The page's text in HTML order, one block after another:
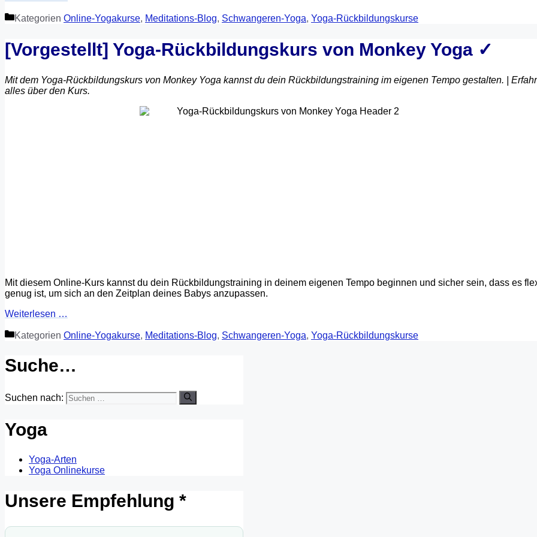
Kategorien Online-Yogakurse, Meditations-Blog, Schwangeren-Yoga, Yoga-Rückbildungskurse
[Vorgestellt] Yoga-Rückbildungskurs von Monkey Yoga ✓
Mit dem Yoga-Rückbildungskurs von Monkey Yoga kannst du dein Rückbildungstraining im eigenen Tempo gestalten. |
alles über den Kurs.
Mit diesem Online-Kurs kannst du dein Rückbildungstraining in deinem eigenen Tempo beginnen und sicher sein, dass es
genug ist, um sich an den Zeitplan deines Babys anzupassen.
Weiterlesen …
Kategorien Online-Yogakurse, Meditations-Blog, Schwangeren-Yoga, Yoga-Rückbildungskurse
Suche…
Suchen nach:
Yoga
Yoga-Arten
Yoga Onlinekurse
Unsere Empfehlung *